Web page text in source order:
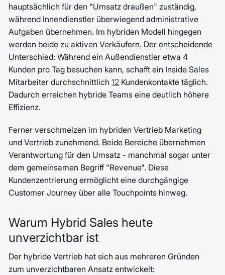
hauptsächlich für den "Umsatz draußen" zuständig,
während Innendienstler überwiegend administrative
Aufgaben übernehmen. Im hybriden Modell hingegen
werden beide zu aktiven Verkäufern. Der entscheidende
Unterschied: Während ein Außendienstler etwa 4
Kunden pro Tag besuchen kann, schafft ein Inside Sales
Mitarbeiter durchschnittlich12 Kundenkontakte täglich.
Dadurch erreichen hybride Teams eine deutlich höhere
Effizienz.
Ferner verschmelzen im hybriden Vertrieb Marketing
und Vertrieb zunehmend. Beide Bereiche übernehmen
Verantwortung für den Umsatz - manchmal sogar unter
dem gemeinsamen Begriff "Revenue". Diese
Kundenzentrierung ermöglicht eine durchgängige
Customer Journey über alle Touchpoints hinweg.
Warum Hybrid Sales heute
unverzichtbar ist
Der hybride Vertrieb hat sich aus mehreren Gründen
zum unverzichtbaren Ansatz entwickelt: